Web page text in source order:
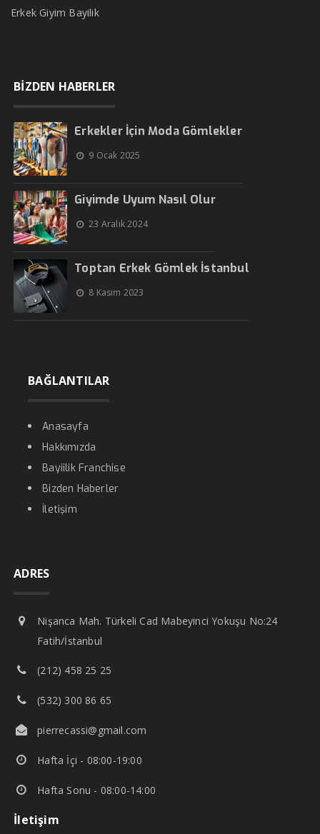
Erkek Giyim Bayilik
BİZDEN HABERLER
Erkekler İçin Moda Gömlekler
9 Ocak 2025
Giyimde Uyum Nasıl Olur
23 Aralık 2024
Toptan Erkek Gömlek İstanbul
8 Kasım 2023
BAĞLANTILAR
Anasayfa
Hakkımızda
Bayiilik Franchise
Bizden Haberler
İletişim
ADRES
Nişanca Mah. Türkeli Cad Mabeyinci Yokuşu No:24
Fatih/İstanbul
(212) 458 25 25
(532) 300 86 65
pierrecassi@gmail.com
Hafta İçi - 08:00-19:00
Hafta Sonu - 08:00-14:00
İletişim